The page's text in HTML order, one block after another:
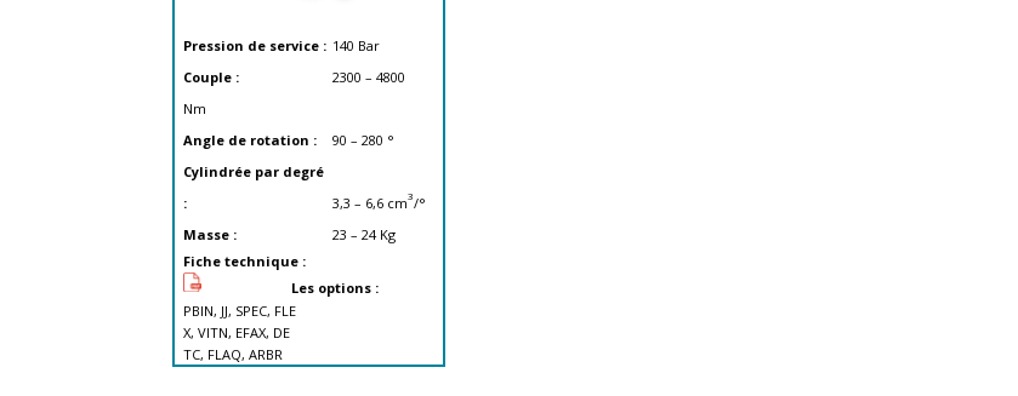
Pression de service : 140 Bar
Couple :
2300 – 4800
Nm
Angle de rotation :
90 – 280 °
Cylindrée par degré
:
3,3 – 6,6 cm3/°
Masse :
23 – 24 Kg
Fiche technique :
Les options :
PBIN, JJ, SPEC, FLE
X, VITN, EFAX, DE
TC, FLAQ, ARBR